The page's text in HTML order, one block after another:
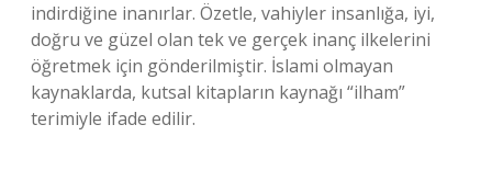
indirdiğine inanırlar. Özetle, vahiyler insanlığa, iyi,
doğru ve güzel olan tek ve gerçek inanç ilkelerini
öğretmek için gönderilmiştir. İslami olmayan
kaynaklarda, kutsal kitapların kaynağı “ilham”
terimiyle ifade edilir.